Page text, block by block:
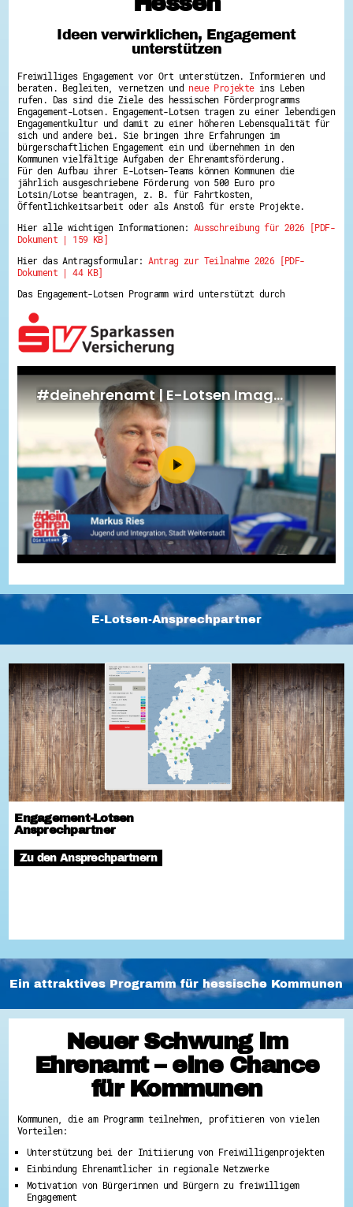
Hessen hilft Ukraine
Zeig uns dein Ehrenamt
Wettbewerb | Trikotwettbewerb
Wettbewerb | 80 Jahre Hessen - Engagement
mit Herz
8 Vereine x 80 Jahre x 1.000 €
Ausgezeichnete Projekte
Menschen des Respekts
SHARE IT: Teile deine Infos!
Gestalte dein Ehrenamt
Ehrenamts-Card Hessen
Engagement-Lotsen
Crowdfunding - Viele schaffen mehr
Ehrentag
Hessen engagiert - Digitale Themenabende
Kompetenznachweis Hessen
Service-Learning
Mach dich schlau
GEMA-Pakt
Di@-Lotsen in Hessen
Energiepreiskrise und Ehrenamt
Flüchtlingshilfe + Integration
Generationsübergreifend aktiv
Patenschaftsprojekte
Qualifizierung & Fortbildung
Stiftungen
Vereine, Spenden, Steuern - Gut zu Wissen
Versicherungsschutz
Wissenswertes rund um dein Ehrenamt
Zahlen, Daten, Fakten aus Hessen
Service
Suche
Downloads
Kontakt
Impressum
Barriere melden
Ideen verwirklichen, Engagement
unterstützen
Freiwilliges Engagement vor Ort unterstützen. Informieren und
beraten. Begleiten, vernetzen und neue Projekteins Leben
rufen. Das sind die Ziele des hessischen Förderprogramms
Engagement-Lotsen. Engagement-Lotsen tragen zu einer lebendigen
Engagementkultur und damit zu einer höheren Lebensqualität für
sich und andere bei. Sie bringen ihre Erfahrungen im
bürgerschaftlichen Engagement ein und übernehmen in den
Kommunen vielfältige Aufgaben der Ehrenamtsförderung.
Für den Aufbau ihrer E-Lotsen-Teams können Kommunen die
jährlich ausgeschriebene Förderung von 500 Euro pro
Lotsin/Lotse beantragen, z. B. für Fahrtkosten,
Öffentlichkeitsarbeit oder als Anstoß für erste Projekte.
Hier alle wichtigen Informationen: Ausschreibung für 2026 [PDF-
Dokument | 159 KB]
Hier das Antragsformular:Antrag zur Teilnahme 2026 [PDF-
Dokument | 44 KB]
Das Engagement-Lotsen Programm wird unterstützt durch
E-Lotsen-Ansprechpartner
Engagement-Lotsen
Ansprechpartner
Zu den Ansprechpartnern
Ein attraktives Programm für hessische Kommunen
Neuer Schwung im
Ehrenamt – eine Chance
für Kommunen
Kommunen, die am Programm teilnehmen, profitieren von vielen
Vorteilen:
Unterstützung bei der Initiierung von Freiwilligenprojekten
Einbindung Ehrenamtlicher in regionale Netzwerke
Motivation von Bürgerinnen und Bürgern zu freiwilligem
Engagement